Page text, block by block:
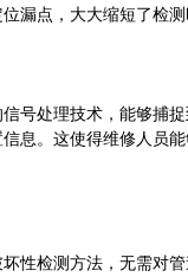
漏点，大大缩短了检
处理技术，能够捕捉
息。这使得维修人员
检测方法，无需对管